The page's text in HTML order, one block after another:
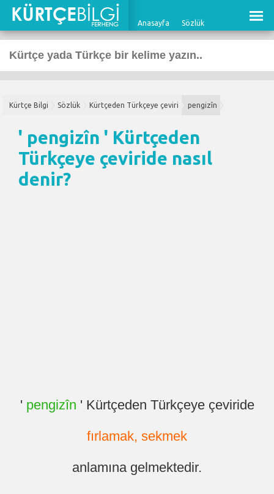
Anasayfa Sözlük
Kürtçe Bilgi Sözlük Kürtçeden Türkçeye çeviri pengizîn
' pengizîn ' Kürtçeden
Türkçeye çeviride nasıl
denir?
' pengizîn ' Kürtçeden Türkçeye çeviride
fırlamak, sekmek
anlamına gelmektedir.